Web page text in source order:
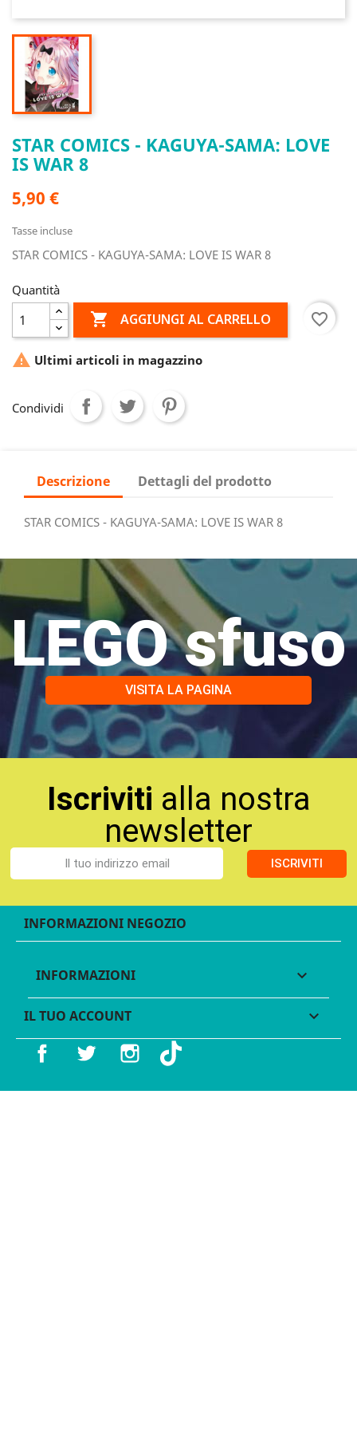
STAR COMICS - KAGUYA-SAMA: LOVE
IS WAR 8
5,90 €
Tasse incluse
STAR COMICS - KAGUYA-SAMA: LOVE IS WAR 8
Quantità
 AGGIUNGI AL CARRELLO favorite_border
 Ultimi articoli in magazzino
Condividi
Descrizione Dettagli del prodotto
STAR COMICS - KAGUYA-SAMA: LOVE IS WAR 8
LEGO sfuso
VISITA LA PAGINA
Iscriviti alla nostra
newsletter
ISCRIVITI
INFORMAZIONI NEGOZIO
INFORMAZIONI 
IL TUO ACCOUNT 
Facebook Twitter Instagram